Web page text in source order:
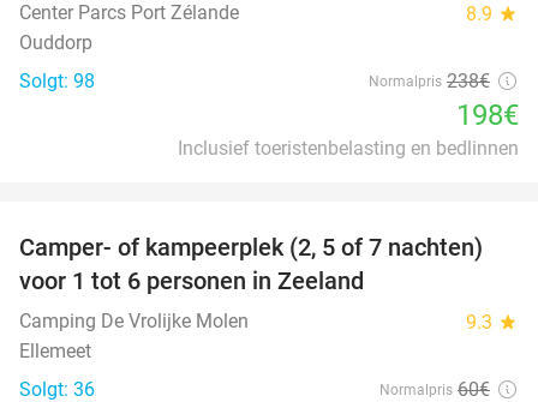
Center Parcs Port Zélande 8.9 star
Ouddorp
Solgt: 98
Normalpris 238€
198€
Inclusief toeristenbelasting en bedlinnen
35%
Camper- of kampeerplek (2, 5 of 7 nachten)
voor 1 tot 6 personen in Zeeland
Camping De Vrolijke Molen 9.3 star
Ellemeet
Solgt: 36
Normalpris 60€